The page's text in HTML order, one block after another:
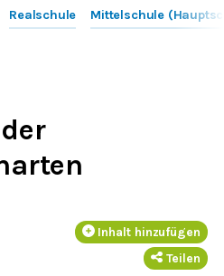
Realschule Mittelschule
Inhalt hinzufügen
Teilen